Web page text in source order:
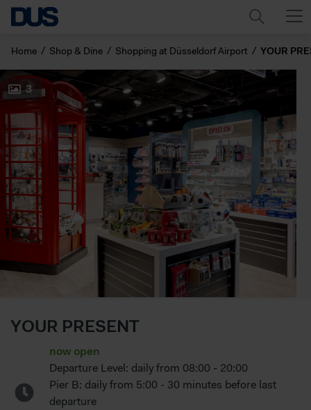
Home Shop & Dine Shopping at Düsseldorf Airport YOUR
3
YOUR PRESENT
now open
Departure Level: daily from 08:00 - 20:00
Pier B: daily from 5:00 - 30 minutes before last
departure